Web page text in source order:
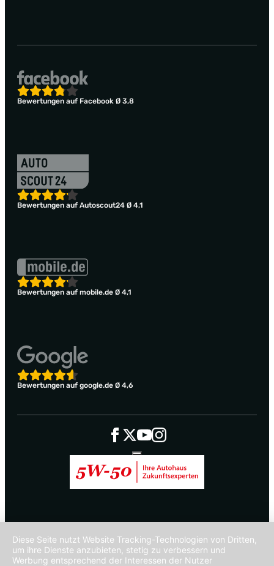
Bewertungen auf Facebook Ø 3,8
Bewertungen auf Autoscout24 Ø 4,1
Bewertungen auf mobile.de Ø 4,1
Bewertungen auf google.de Ø 4,6
Diese Seite nutzt Website Tracking-Technologien von Dritten,
um ihre Dienste anzubieten, stetig zu verbessern und
Werbung entsprechend der Interessen der Nutzer